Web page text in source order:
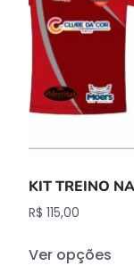
KIT TREINO
R$ 115,00
Ver opções